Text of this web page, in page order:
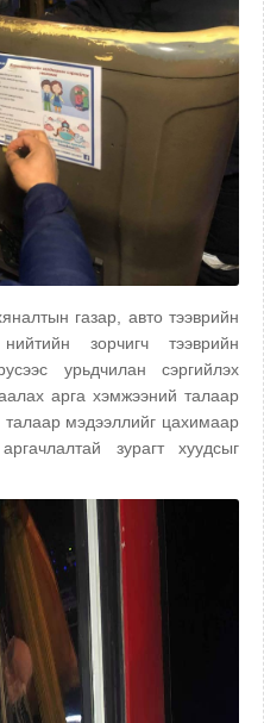
газар, авто тээврийн
зорчигч тээврийн
урьдчилан сэргийлэх
арга хэмжээний талаар
талаар мэдээллийг цахимаар
зурагт хуудсыг